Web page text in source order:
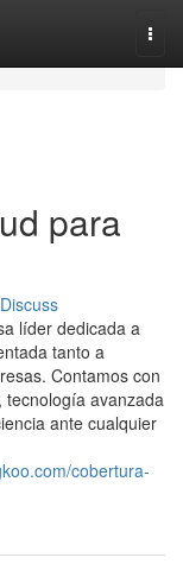
para
Discuss
líder dedicada a
tanto a
Contamos con
tecnología avanzada
ante cualquier
cobertura-